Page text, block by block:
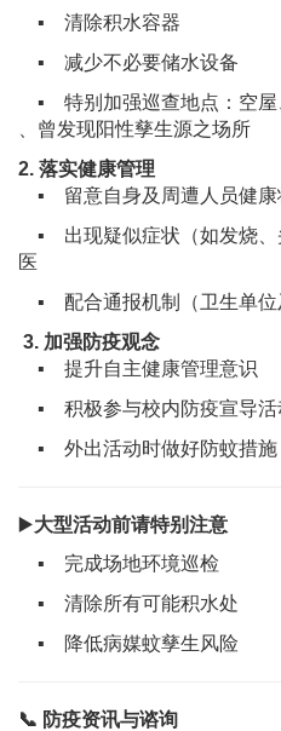
▪︎ 清除积水容器
▪︎ 减少不必要储水设备
▪︎ 特别加强巡查地点： 空
、 曾发现阳性孳生源之场所
2. 落实健康管理
▪︎ 留意自身及周遭人员健康
▪︎ 出现疑似症状（如发烧、
医
▪︎ 配合通报机制（卫生单位
️ 3. 加强防疫观念
▪︎ 提升自主健康管理意识
▪︎ 积极参与校内防疫宣导活
▪︎ 外出活动时做好防蚊措施
▶大型活动前请特别注意
▪︎ 完成场地环境巡检
▪︎ 清除所有可能积水处
▪︎ 降低病媒蚊孳生风险
📞 防疫资讯与谘询